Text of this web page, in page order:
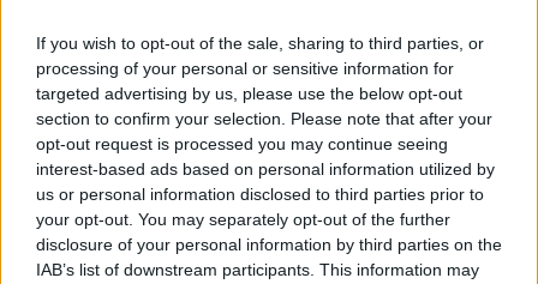
If you wish to opt-out of the sale, sharing to third parties, or
processing of your personal or sensitive information for
targeted advertising by us, please use the below opt-out
section to confirm your selection. Please note that after your
opt-out request is processed you may continue seeing
interest-based ads based on personal information utilized by
us or personal information disclosed to third parties prior to
your opt-out. You may separately opt-out of the further
disclosure of your personal information by third parties on the
IAB’s list of downstream participants. This information may